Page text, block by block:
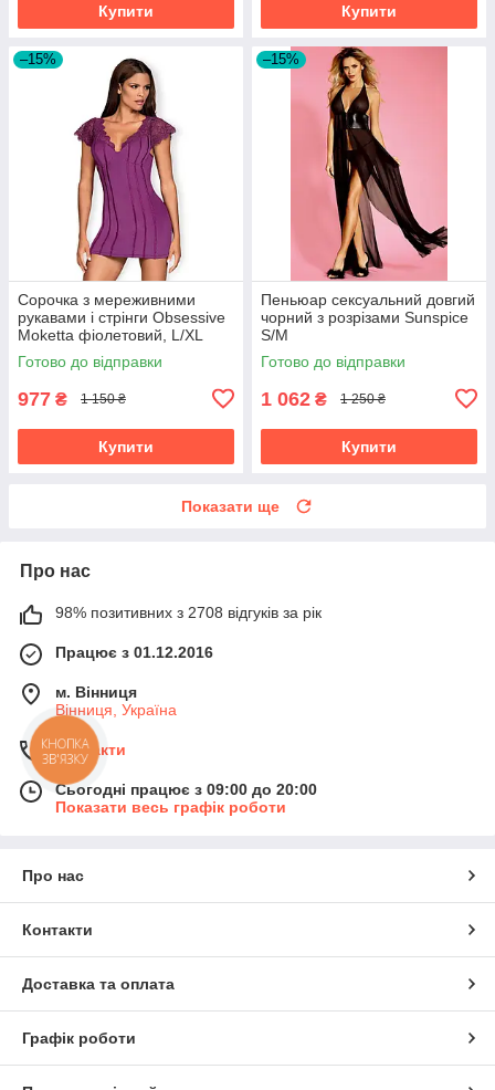
Купити Купити
–15%
Сорочка з мереживними
рукавами і стрінги Obsessive
Moketta фіолетовий, L/XL
Готово до відправки
977 ₴ 1 150 ₴
Купити
–15%
Пеньюар сексуальний довгий
чорний з розрізами Sunspice
S/M
Готово до відправки
1 062 ₴ 1 250 ₴
Купити
Показати ще
Про нас
98% позитивних з 2708 відгуків за рік
Працює з 01.12.2016
м. Вінниця
Вінниця, Україна
Контакти
Сьогодні працює з 09:00 до 20:00
Показати весь графік роботи
Про нас
Контакти
Доставка та оплата
Графік роботи
КНОПКА
ЗВ'ЯЗКУ